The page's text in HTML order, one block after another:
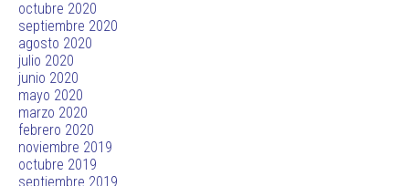
octubre 2020
septiembre 2020
agosto 2020
julio 2020
junio 2020
mayo 2020
marzo 2020
febrero 2020
noviembre 2019
octubre 2019
septiembre 2019